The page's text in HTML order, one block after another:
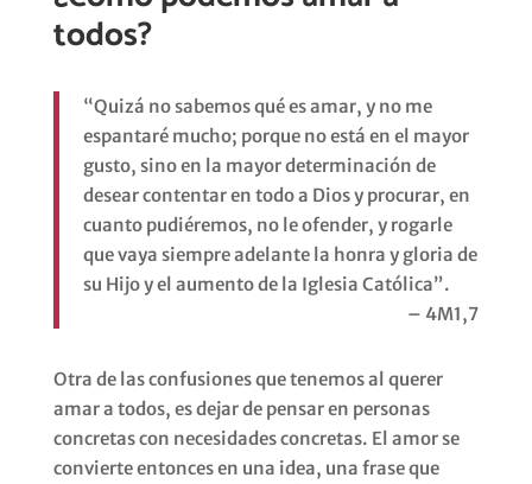
todos?
“Quizá no sabemos qué es amar, y no me
espantaré mucho; porque no está en el mayor
gusto, sino en la mayor determinación de
desear contentar en todo a Dios y procurar, en
cuanto pudiéremos, no le ofender, y rogarle
que vaya siempre adelante la honra y gloria de
su Hijo y el aumento de la Iglesia Católica”.
– 4M1,7
Otra de las confusiones que tenemos al querer
amar a todos, es dejar de pensar en personas
concretas con necesidades concretas. El amor se
convierte entonces en una idea, una frase que